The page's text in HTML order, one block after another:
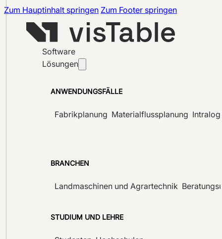
Zum Hauptinhalt springen Zum Footer springen
Software
Lösungen
ANWENDUNGSFÄLLE
Fabrikplanung Materialflussplanung
BRANCHEN
Landmaschinen und Agrartechnik
STUDIUM UND LEHRE